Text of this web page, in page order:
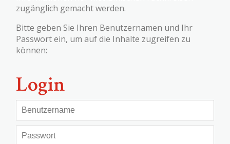
zugänglich gemacht werden.
Bitte geben Sie Ihren Benutzernamen und Ihr
Passwort ein, um auf die Inhalte zugreifen zu
können:
Login